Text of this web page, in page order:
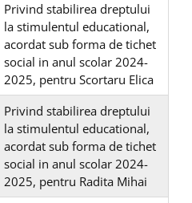
Privind stabilirea dreptului
la stimulentul educational,
acordat sub forma de tichet
social in anul scolar 2024-
2025, pentru Scortaru Elica
Privind stabilirea dreptului
la stimulentul educational,
acordat sub forma de tichet
social in anul scolar 2024-
2025, pentru Radita Mihai